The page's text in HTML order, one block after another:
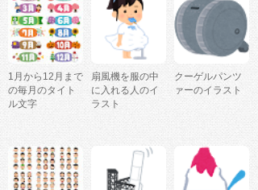
1月から12月まで
の毎月のタイト
ル文字
扇風機を服の中
に入れる人のイ
ラスト
クーゲルパンツ
ァーのイラスト